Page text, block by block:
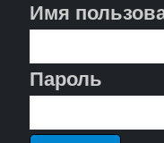
Имя
Пароль